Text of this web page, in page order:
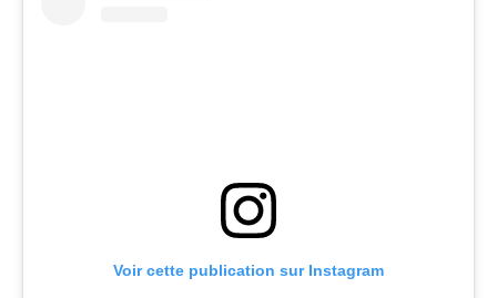
Voir cette publication sur Instagram